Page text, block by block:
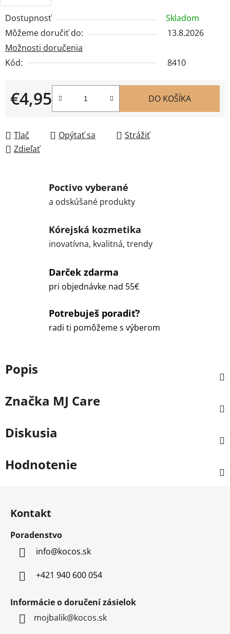
Dostupnosť
Skladom
Môžeme doručiť do:
13.8.2026
Možnosti doručenia
Kód:
8410
€4,95
Jednotková cena:
DO KOŠÍKA
Tlač Opýtať sa
Strážiť
Zdieľať
Poctivo vyberané
a odskúšané produkty
Kórejská kozmetika
inovatívna, kvalitná, trendy
Darček zdarma
pri objednávke nad 55€
Potrebuješ poradiť?
radi ti pomôžeme s výberom
Popis
Značka MJ Care
Diskusia
Hodnotenie
Kontakt
Poradenstvo
info@kocos.sk
+421 940 600 054
Informácie o doručení zásielok
mojbalik@kocos.sk